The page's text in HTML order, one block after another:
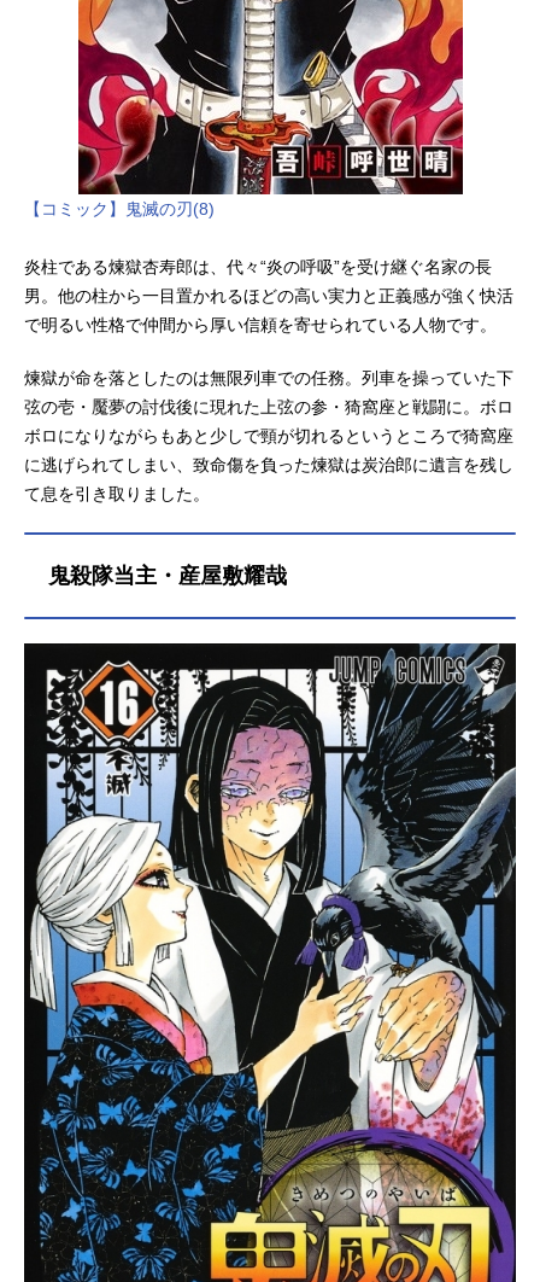
【コミック】鬼滅の刃(8)
炎柱である煉獄杏寿郎は、代々“炎の呼吸”を受け継ぐ名家の長
男。他の柱から一目置かれるほどの高い実力と正義感が強く快活
で明るい性格で仲間から厚い信頼を寄せられている人物です。
煉獄が命を落としたのは無限列車での任務。列車を操っていた下
弦の壱・魘夢の討伐後に現れた上弦の参・猗窩座と戦闘に。ボロ
ボロになりながらもあと少しで頸が切れるというところで猗窩座
に逃げられてしまい、致命傷を負った煉獄は炭治郎に遺言を残し
て息を引き取りました。
鬼殺隊当主・産屋敷耀哉